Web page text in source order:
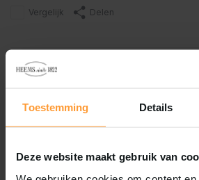
Toestemming Details
Deze website maakt gebruik van
Vergelijk Delen
Reviews
Er zijn nog geen reviews geschreven over
Schrijf je eigen review